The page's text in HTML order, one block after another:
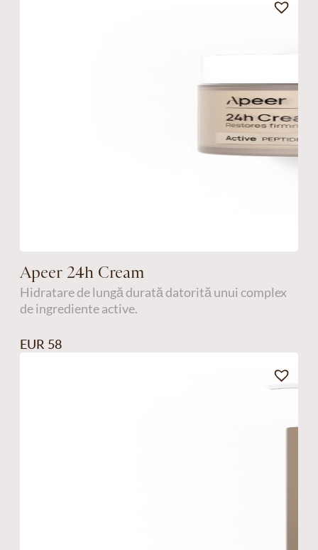
Apeer 24h Cream
Hidratare de lungă durată datorită unui complex
de ingrediente active.
EUR 58